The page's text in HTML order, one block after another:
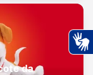
da